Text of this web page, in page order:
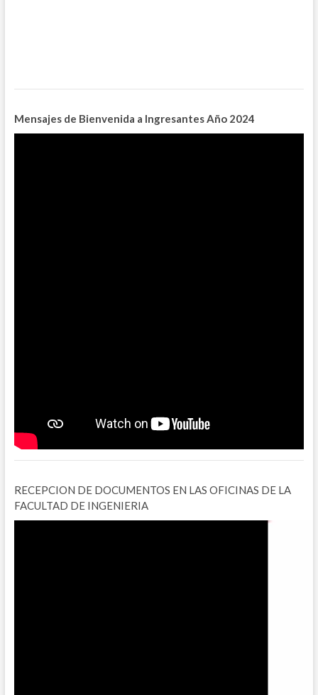
Mensajes de Bienvenida a IngresantesAño 2024
RECEPCION DE DOCUMENTOS EN LAS OFICINAS DE LA
FACULTAD DE INGENIERIA